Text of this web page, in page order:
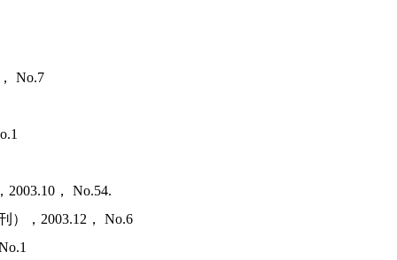
， No.7
No.1
2003.10， No.54.
），2003.12， No.6
No.1